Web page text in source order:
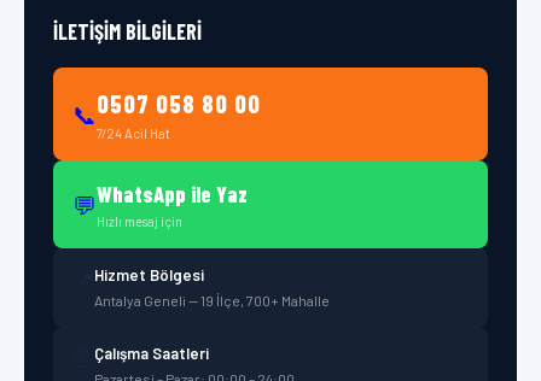
İLETIŞIM BILGILERI
📞0507 058 80 00
7/24 Acil Hat
💬WhatsApp ile Yaz
Hızlı mesaj için
Hizmet Bölgesi
Antalya Geneli — 19 İlçe, 700+ Mahalle
Çalışma Saatleri